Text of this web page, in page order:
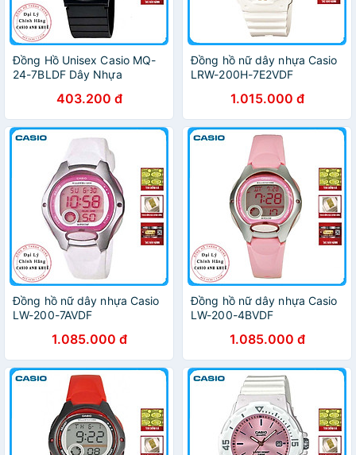
Đồng Hồ Unisex Casio MQ-
24-7BLDF Dây Nhựa
403.200 đ
Đồng hồ nữ dây nhựa Casio
LRW-200H-7E2VDF
1.015.000 đ
Đồng hồ nữ dây nhựa Casio
LW-200-7AVDF
1.085.000 đ
Đồng hồ nữ dây nhựa Casio
LW-200-4BVDF
1.085.000 đ